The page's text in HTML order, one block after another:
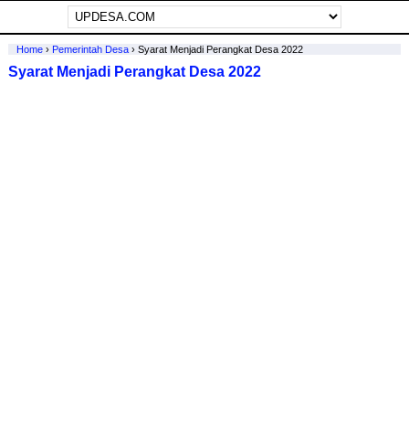
Home› Pemerintah Desa› Syarat Menjadi Perangkat Desa 2022
Syarat Menjadi Perangkat Desa 2022